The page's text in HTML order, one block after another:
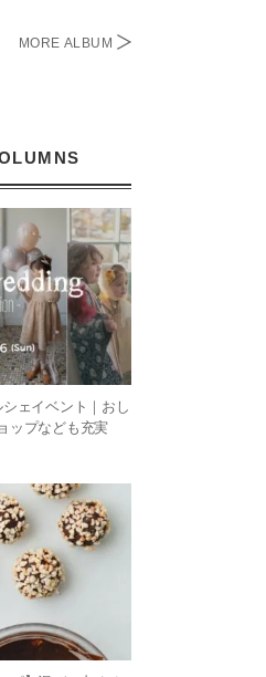
MORE ALBUM
シェイベント｜おし
ップなども充実